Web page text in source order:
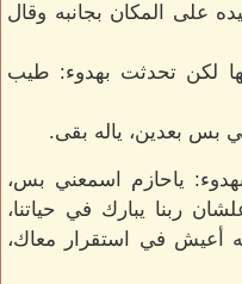
على المكان بجانبه وقال
لكن تحدثت بهدوء: طيب
بس بعدين، ياله بقى.
ياحازم اسمعني بس،
ربنا يبارك في حياتنا،
أعيش في استقرار معاك،